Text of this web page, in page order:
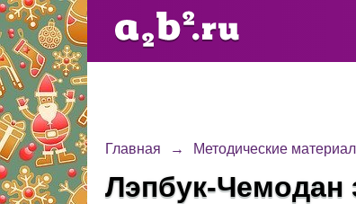
Главная → Методические
Лэпбук-Чемодан